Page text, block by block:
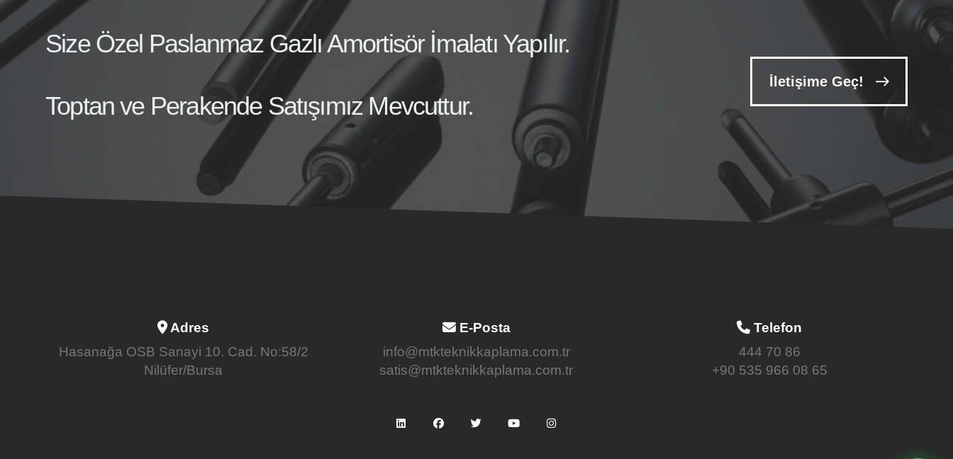
Size Özel Paslanmaz Gazlı Amortisör İmalatı Yapılır.
Toptan ve Perakende Satışımız Mevcuttur.
İletişime Geç!
Adres
Hasanağa OSB Sanayi 10. Cad. No:58/2
Nilüfer/Bursa
E-Posta
info@mtkteknikkaplama.com.tr
satis@mtkteknikkaplama.com.tr
Telefon
444 70 86
+90 535 966 08 65